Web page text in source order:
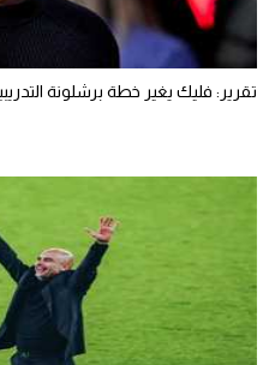
تقرير: فليك يغير خطة برشلونة